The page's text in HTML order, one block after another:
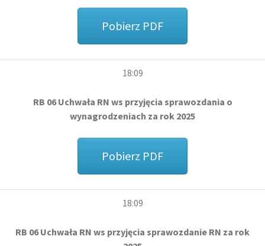
Pobierz PDF
18:09
RB 06 Uchwała RN ws przyjęcia sprawozdania o
wynagrodzeniach za rok 2025
Pobierz PDF
18:09
RB 06 Uchwała RN ws przyjęcia sprawozdanie RN za rok